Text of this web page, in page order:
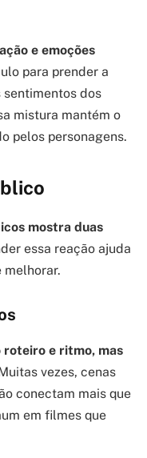
e emoções
para prender a
sentimentos dos
mistura mantém o
pelos personagens.
mostra duas
essa reação ajuda
melhorar.
e ritmo, mas
vezes, cenas
conectam mais que
em filmes que